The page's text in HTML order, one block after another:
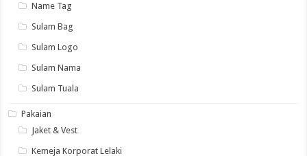
Name Tag
Sulam Bag
Sulam Logo
Sulam Nama
Sulam Tuala
Pakaian
Jaket & Vest
Kemeja Korporat Lelaki